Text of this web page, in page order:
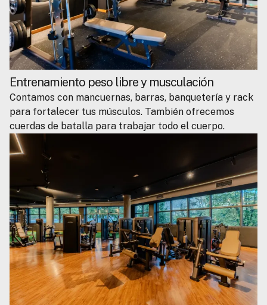
Entrenamiento peso libre y musculación
Contamos con mancuernas, barras, banquetería y rack
para fortalecer tus músculos. También ofrecemos
cuerdas de batalla para trabajar todo el cuerpo.